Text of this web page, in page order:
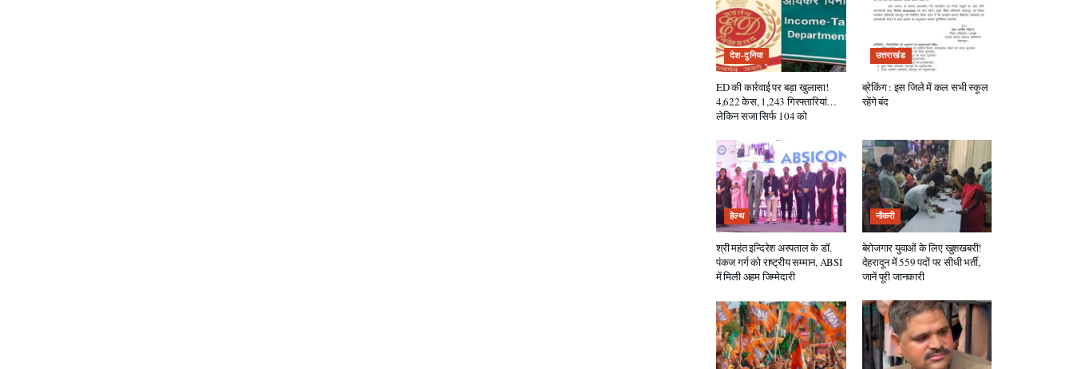
देश-दुनिया
ED की कार्रवाई पर बड़ा खुलासा!
4,622 केस, 1,243 गिरफ्तारियां…
लेकिन सजा सिर्फ 104 को
उत्तराखंड
ब्रेकिंग : इस जिले में कल सभी स्कूल
रहेंगे बंद
हेल्थ
श्री महंत इन्दिरेश अस्पताल के डॉ.
पंकज गर्ग को राष्ट्रीय सम्मान, ABSI
में मिली अहम जिम्मेदारी
नौकरी
बेरोजगार युवाओं के लिए खुशखबरी!
देहरादून में 559 पदों पर सीधी भर्ती,
जानें पूरी जानकारी